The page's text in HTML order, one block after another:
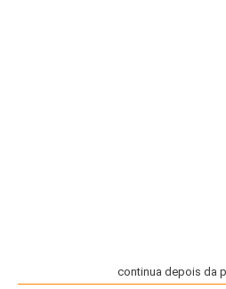
continua depois da